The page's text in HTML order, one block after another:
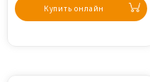
Купить онлайн